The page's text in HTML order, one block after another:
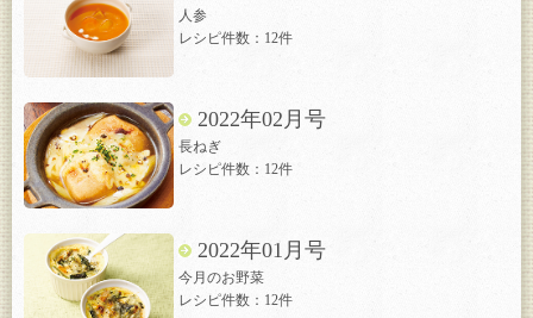
人参
レシピ件数：12件
2022年02月号
長ねぎ
レシピ件数：12件
2022年01月号
今月のお野菜
レシピ件数：12件